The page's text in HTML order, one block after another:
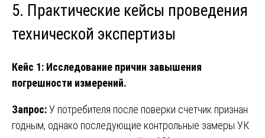
5. Практические кейсы проведения
технической экспертизы
Кейс 1: Исследование причин завышения
погрешности измерений.
Запрос:У потребителя после поверки счетчик признан
годным, однако последующие контрольные замеры УК